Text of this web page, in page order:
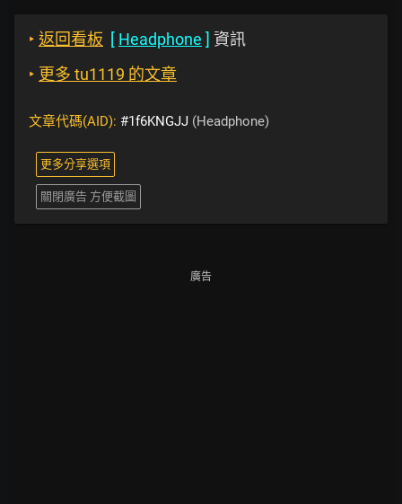
‣ 返回看板 [ Headphone ] 資訊
‣ 更多 tu1119 的文章
文章代碼(AID): #1f6KNGJJ (Headphone)
更多分享選項
關閉廣告 方便截圖
廣告